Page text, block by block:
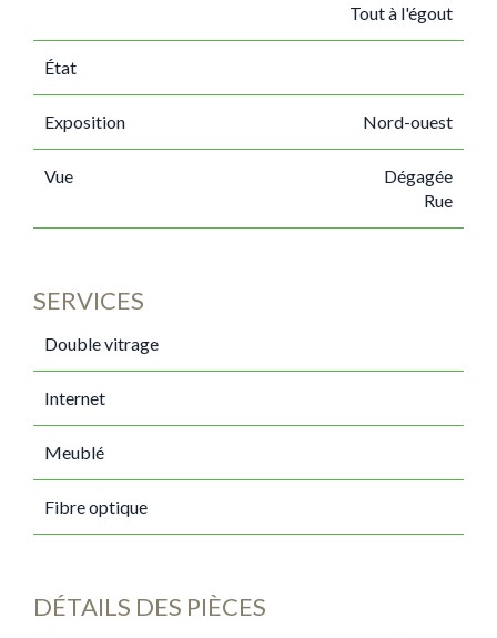
Tout à l'égout
État
Exposition Nord-ouest
Vue
Dégagée
Rue
SERVICES
Double vitrage
Internet
Meublé
Fibre optique
DÉTAILS DES PIÈCES